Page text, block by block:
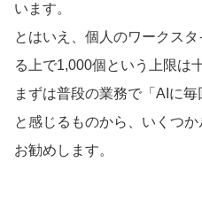
います。
とはいえ、個人のワークス
る上で1,000個という上限は
まずは普段の業務で「AIに毎
と感じるものから、いくつ
お勧めします。